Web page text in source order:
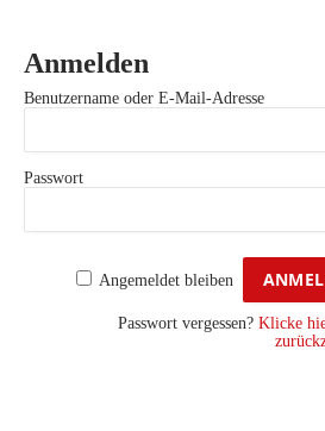
Anmelden
Benutzername oder E-Mail-Adresse
Passwort
Angemeldet bleiben
Passwort vergessen? Klicke